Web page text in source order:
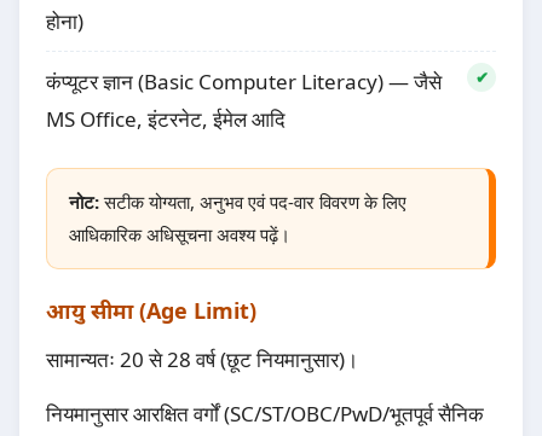
होना)
कंप्यूटर ज्ञान (Basic Computer Literacy) — जैसे
MS Office, इंटरनेट, ईमेल आदि
नोट:सटीक योग्यता, अनुभव एवं पद-वार विवरण के लिए
आधिकारिक अधिसूचना अवश्य पढ़ें।
आयु सीमा (Age Limit)
सामान्यतः 20 से 28 वर्ष (छूट नियमानुसार)।
नियमानुसार आरक्षित वर्गों (SC/ST/OBC/PwD/भूतपूर्व सैनिक